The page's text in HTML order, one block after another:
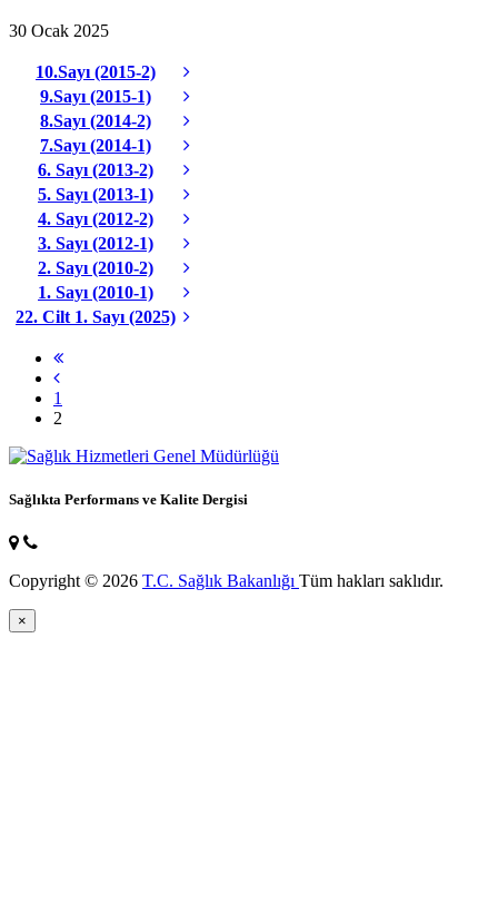
30 Ocak 2025
10.Sayı (2015-2)
9.Sayı (2015-1)
8.Sayı (2014-2)
7.Sayı (2014-1)
6. Sayı (2013-2)
5. Sayı (2013-1)
4. Sayı (2012-2)
3. Sayı (2012-1)
2. Sayı (2010-2)
1. Sayı (2010-1)
22. Cilt 1. Sayı (2025)
1
2
Sağlıkta Performans ve Kalite Dergisi
Copyright © 2026 T.C. Sağlık Bakanlığı Tüm hakları saklıdır.
×